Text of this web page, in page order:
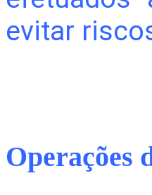
evitar
Operações